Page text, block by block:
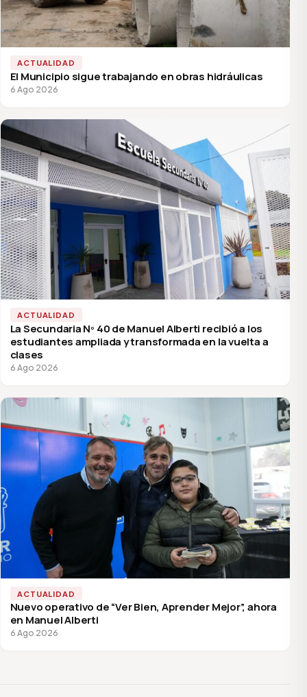
ACTUALIDAD
El Municipio sigue trabajando en obras hidráulicas
6 Ago 2026
ACTUALIDAD
La Secundaria Nº 40 de Manuel Alberti recibió a los
estudiantes ampliada y transformada en la vuelta a
clases
6 Ago 2026
ACTUALIDAD
Nuevo operativo de “Ver Bien, Aprender Mejor”, ahora
en Manuel Alberti
6 Ago 2026